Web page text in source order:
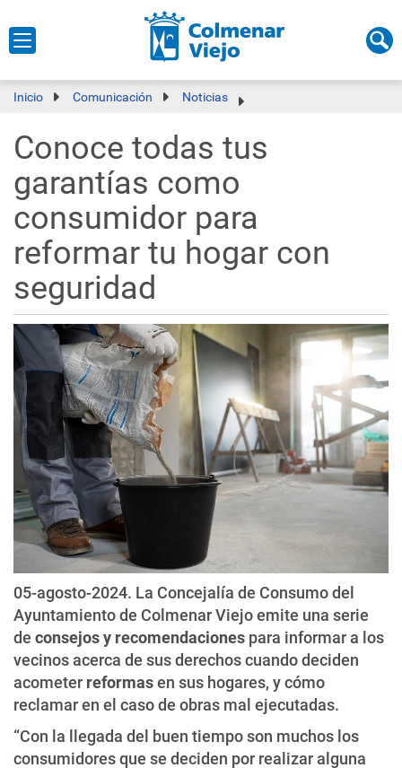
Inicio Comunicación Noticias
Conoce todas tus
garantías como
consumidor para
reformar tu hogar con
seguridad
05-agosto-2024. La Concejalía de Consumo del
Ayuntamiento de Colmenar Viejo emite una serie
de consejos y recomendaciones para informar a los
vecinos acerca de sus derechos cuando deciden
acometer reformasen sus hogares, y cómo
reclamar en el caso de obras mal ejecutadas.
“Con la llegada del buen tiempo son muchos los
consumidores que se deciden por realizar alguna